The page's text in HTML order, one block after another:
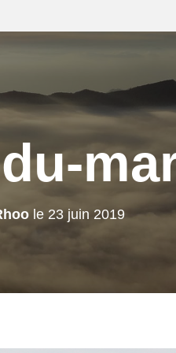
le 23 juin 2019